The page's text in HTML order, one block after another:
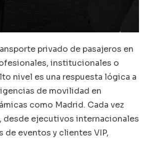
privado de pasajeros en
institucionales o
nivel es una respuesta lógica a
de movilidad en
como Madrid. Cada vez
desde ejecutivos internacionales
de eventos y clientes VIP,